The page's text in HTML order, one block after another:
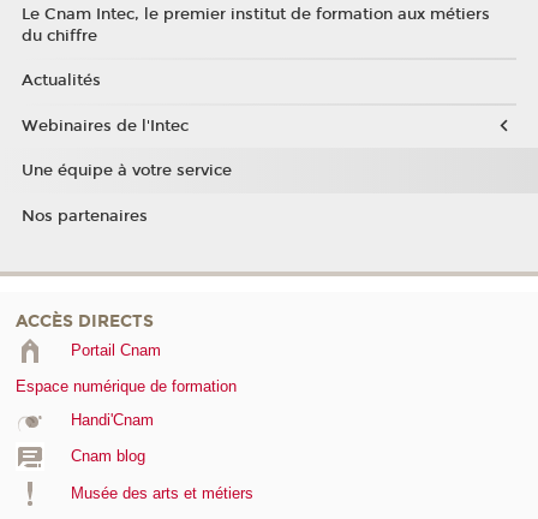
Le Cnam Intec, le premier institut de formation aux métiers
du chiffre
Actualités
Webinaires de l'Intec
Une équipe à votre service
Nos partenaires
ACCÈS DIRECTS
Portail Cnam
Espace numérique de formation
Handi'Cnam
Cnam blog
Musée des arts et métiers